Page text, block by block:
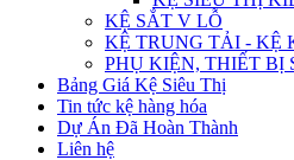
KỆ SẮT V LỖ
KỆ TRUNG TẢI - KỆ
PHỤ KIỆN, THIẾT BỊ
Bảng Giá Kệ Siêu Thị
Tin tức kệ hàng hóa
Dự Án Đã Hoàn Thành
Liên hệ